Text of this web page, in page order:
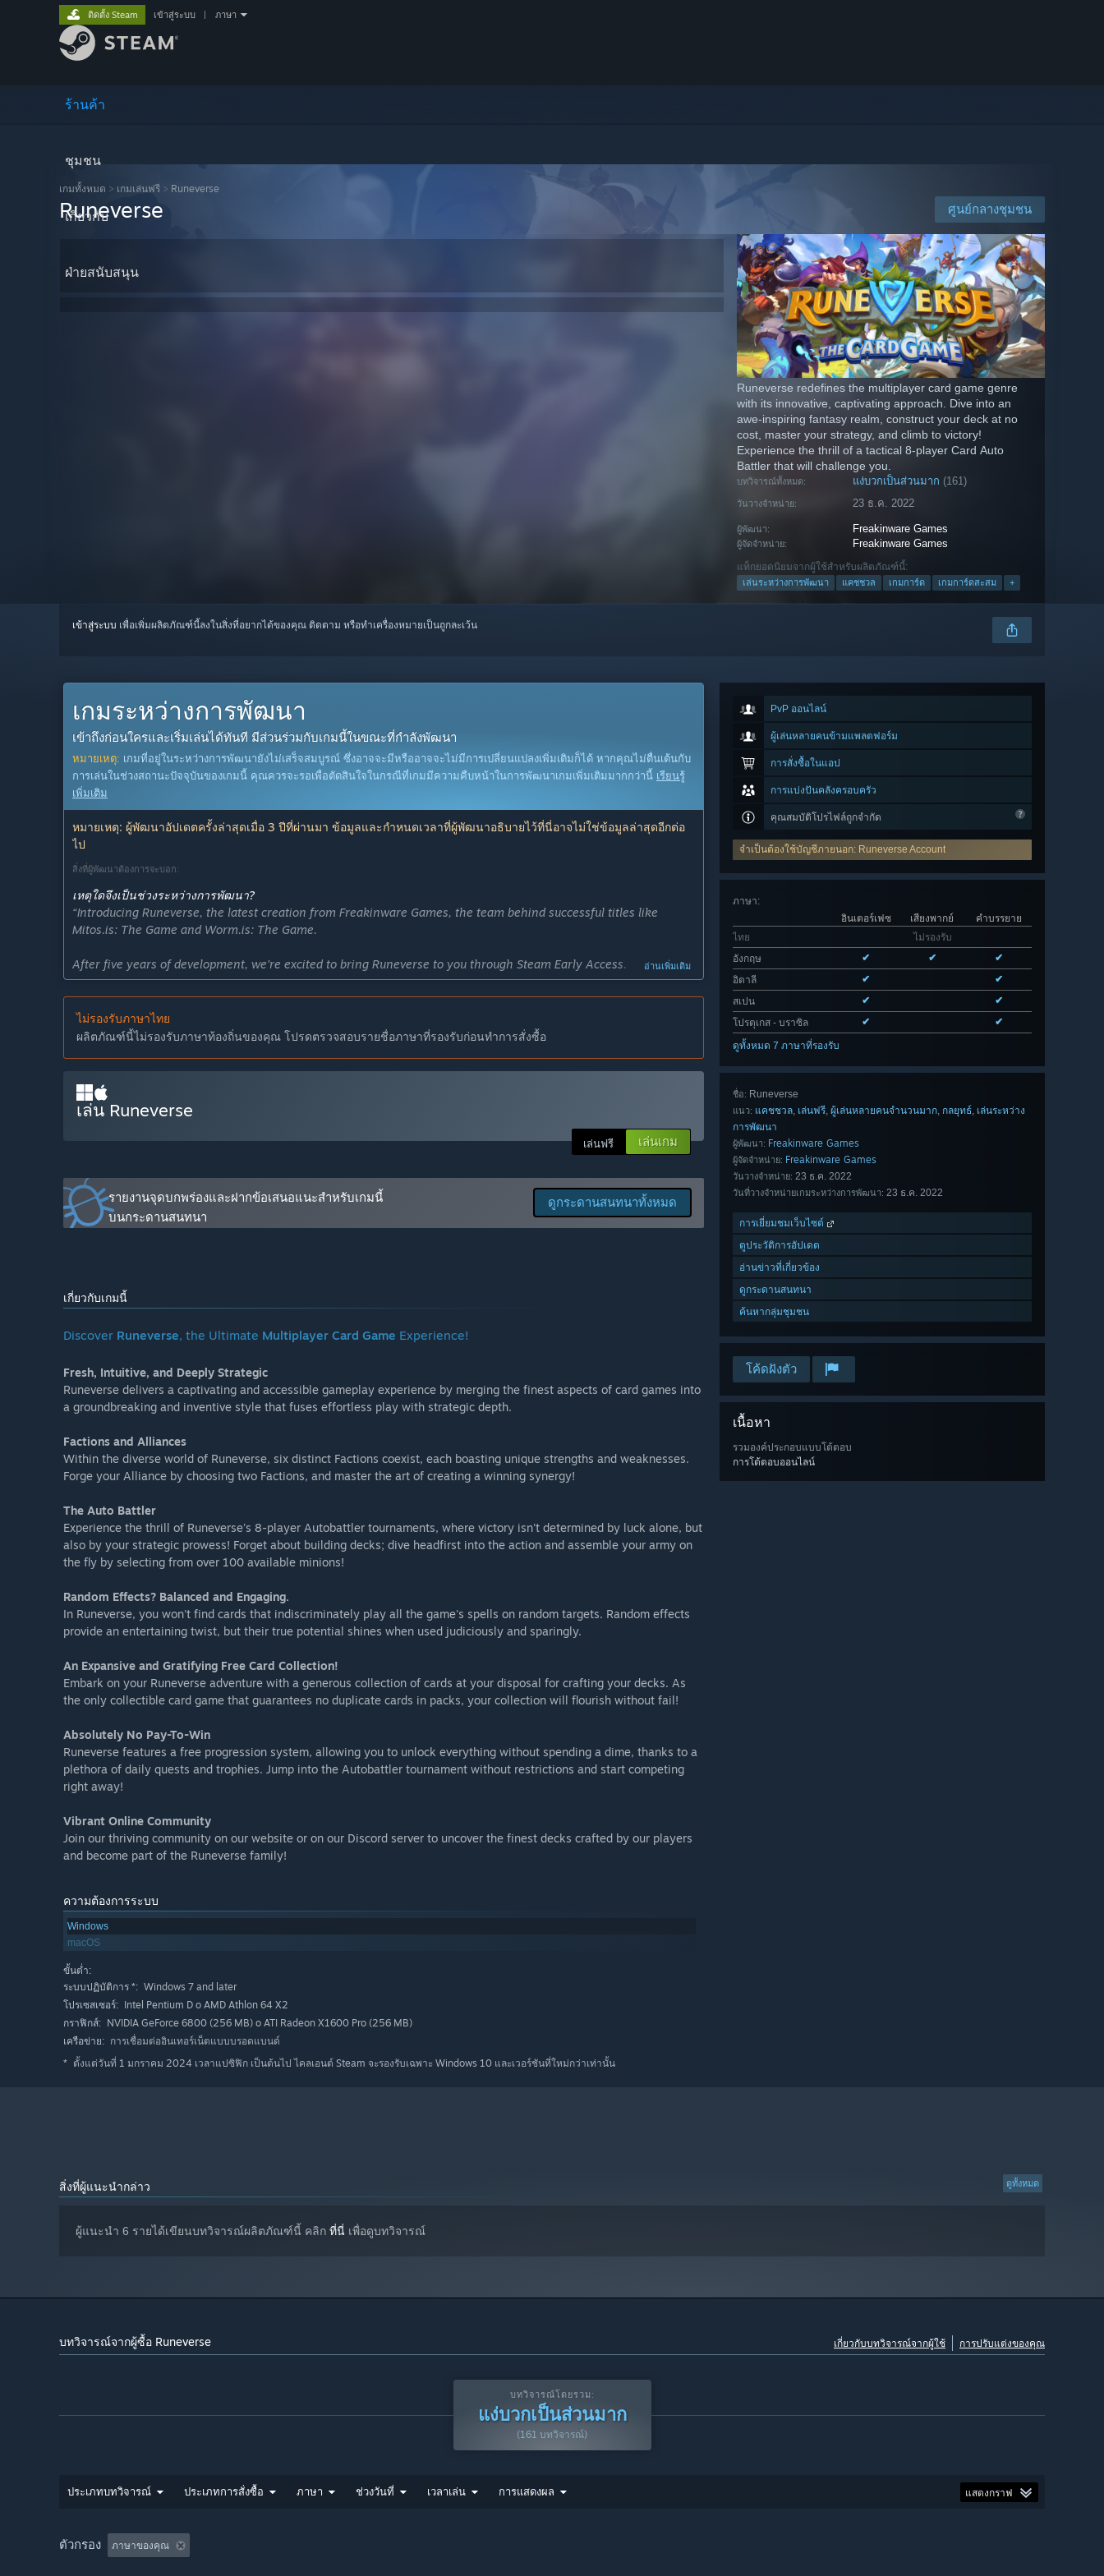
ร้านค้า
ชุมชน
เกี่ยวกับ
ฝ่ายสนับสนุน
ติดตั้ง Steam เข้าสู่ระบบ ภาษา
เกมทั้งหมด > เกมเล่นฟรี > Runeverse
ศูนย์กลางชุมชน
Runeverse
Runeverse redefines the multiplayer card game genre
with its innovative, captivating approach. Dive into an
awe-inspiring fantasy realm, construct your deck at no
cost, master your strategy, and climb to victory!
Experience the thrill of a tactical 8-player Card Auto
Battler that will challenge you.
บทวิจารณ์ทั้งหมด: แง่บวกเป็นส่วนมาก (161)
วันวางจำหน่าย: 23 ธ.ค. 2022
ผู้พัฒนา: Freakinware Games
ผู้จัดจำหน่าย: Freakinware Games
แท็กยอดนิยมจากผู้ใช้สำหรับผลิตภัณฑ์นี้:
เล่นระหว่างการพัฒนา แคชชวล เกมการ์ด เกมการ์ดสะสม +
เข้าสู่ระบบ เพื่อเพิ่มผลิตภัณฑ์นี้ลงในสิ่งที่อยากได้ของคุณ ติดตาม หรือทำเครื่องหมายเป็นถูกละเว้น
PvP ออนไลน์
ผู้เล่นหลายคนข้ามแพลตฟอร์ม
การสั่งซื้อในแอป
การแบ่งปันคลังครอบครัว
คุณสมบัติโปรไฟล์ถูกจำกัด
จำเป็นต้องใช้บัญชีภายนอก: Runeverse Account
ภาษา:
อินเตอร์เฟซ
เสียงพากย์
คำบรรยาย
ไทย
ไม่รองรับ
อังกฤษ
✔ ✔
✔
อิตาลี
✔
✔
สเปน
✔
✔
โปรตุเกส - บราซิล
✔ ✔
ดูทั้งหมด 7 ภาษาที่รองรับ
ชื่อ: Runeverse
แนว: แคชชวล, เล่นฟรี, ผู้เล่นหลายคนจำนวนมาก, กลยุทธ์, เล่นระหว่าง
การพัฒนา
ผู้พัฒนา: Freakinware Games
ผู้จัดจำหน่าย: Freakinware Games
วันวางจำหน่าย: 23 ธ.ค. 2022
วันที่วางจำหน่ายเกมระหว่างการพัฒนา: 23 ธ.ค. 2022
การเยี่ยมชมเว็บไซต์
ดูประวัติการอัปเดต
อ่านข่าวที่เกี่ยวข้อง
ดูกระดานสนทนา
ค้นหากลุ่มชุมชน
โค้ดฝังตัว
เนื้อหา
รวมองค์ประกอบแบบโต้ตอบ
การโต้ตอบออนไลน์
เกมระหว่างการพัฒนา
เข้าถึงก่อนใครและเริ่มเล่นได้ทันที มีส่วนร่วมกับเกมนี้ในขณะที่กำลังพัฒนา
หมายเหตุ: เกมที่อยู่ในระหว่างการพัฒนายังไม่เสร็จสมบูรณ์ ซึ่งอาจจะมีหรืออาจจะไม่มีการเปลี่ยนแปลงเพิ่มเติมก็ได้ หากคุณไม่ตื่นเต้นกับ
การเล่นในช่วงสถานะปัจจุบันของเกมนี้ คุณควรจะรอเพื่อตัดสินใจในกรณีที่เกมมีความคืบหน้าในการพัฒนาเกมเพิ่มเติมมากกว่านี้ เรียนรู้
เพิ่มเติม
หมายเหตุ: ผู้พัฒนาอัปเดตครั้งล่าสุดเมื่อ 3 ปีที่ผ่านมา ข้อมูลและกำหนดเวลาที่ผู้พัฒนาอธิบายไว้ที่นี่อาจไม่ใช่ข้อมูลล่าสุดอีกต่อ
ไป
สิ่งที่ผู้พัฒนาต้องการจะบอก:
เหตุใดจึงเป็นช่วงระหว่างการพัฒนา?
“Introducing Runeverse, the latest creation from Freakinware Games, the team behind successful titles like
Mitos.is: The Game and Worm.is: The Game.
After five years of development, we're excited to bring Runeverse to you through Steam Early Access. We want to
ensure every detail is perfect before the final release, and your feedback will be invaluable during this process.
Our vision is to create a groundbreaking new genre of strategic games, accessible to everyone for free. By
participating in Early Access, you'll be able to help us refine and enhance the game ahead of its official launch,
During Early Access, expect regular updates featuring additional content, balance changes, and the introduction
of new classes and minions. We invite you to join our community and take an active role in shaping the future of
Runeverse!”
เกมนี้จะอยู่ในช่วงระหว่างการพัฒนานานเท่าไรโดยประมาณ?
เวอร์ชันเต็มได้ถูกวางแผนไว้ให้แตกต่างจากเวอร์ชันระหว่างการพัฒนาอย่างไร?
“The final release will include exciting new game modes, clans, and tournaments — some of which are already
partially developed.”
At the current stage:
- Over 500 cards from the first two game sets are available for play.
Our experienced team has tackled the most critical aspects of development, and now we need your valuable input
to finalize and enrich the game with essential details.”
“No. All the in-game items purchased during the Early Access will be retained after release.”
คุณกำลังวางแผนให้ชุมชนมีส่วนร่วมในขั้นตอนการพัฒนาของคุณอย่างไร?
through our Discord server or support page at https://playruneverse.com/support. Your voice matters in the
development of Runeverse!”
อ่านเพิ่มเติม
ไม่รองรับภาษาไทย
ผลิตภัณฑ์นี้ไม่รองรับภาษาท้องถิ่นของคุณ โปรดตรวจสอบรายชื่อภาษาที่รองรับก่อนทำการสั่งซื้อ
เล่น Runeverse
เล่นฟรี เล่นเกม
ดูกระดานสนทนาทั้งหมด
รายงานจุดบกพร่องและฝากข้อเสนอแนะสำหรับเกมนี้
บนกระดานสนทนา
เกี่ยวกับเกมนี้
Discover Runeverse, the Ultimate Multiplayer Card Game Experience!
Fresh, Intuitive, and Deeply Strategic
Runeverse delivers a captivating and accessible gameplay experience by merging the finest aspects of card games into
a groundbreaking and inventive style that fuses effortless play with strategic depth.
Factions and Alliances
Within the diverse world of Runeverse, six distinct Factions coexist, each boasting unique strengths and weaknesses.
Forge your Alliance by choosing two Factions, and master the art of creating a winning synergy!
The Auto Battler
Experience the thrill of Runeverse's 8-player Autobattler tournaments, where victory isn't determined by luck alone, but
also by your strategic prowess! Forget about building decks; dive headfirst into the action and assemble your army on
the fly by selecting from over 100 available minions!
Random Effects? Balanced and Engaging.
In Runeverse, you won't find cards that indiscriminately play all the game's spells on random targets. Random effects
provide an entertaining twist, but their true potential shines when used judiciously and sparingly.
An Expansive and Gratifying Free Card Collection!
Embark on your Runeverse adventure with a generous collection of cards at your disposal for crafting your decks. As
the only collectible card game that guarantees no duplicate cards in packs, your collection will flourish without fail!
Absolutely No Pay-To-Win
Runeverse features a free progression system, allowing you to unlock everything without spending a dime, thanks to a
plethora of daily quests and trophies. Jump into the Autobattler tournament without restrictions and start competing
right away!
Vibrant Online Community
Join our thriving community on our website or on our Discord server to uncover the finest decks crafted by our players
and become part of the Runeverse family!
ความต้องการระบบ
Windows
macOS
ขั้นต่ำ:
ระบบปฏิบัติการ *: Windows 7 and later
โปรเซสเซอร์: Intel Pentium D o AMD Athlon 64 X2
กราฟิกส์: NVIDIA GeForce 6800 (256 MB) o ATI Radeon X1600 Pro (256 MB)
เครือข่าย: การเชื่อมต่ออินเทอร์เน็ตแบบบรอดแบนด์
* ตั้งแต่วันที่ 1 มกราคม 2024 เวลาแปซิฟิก เป็นต้นไป ไคลเอนต์ Steam จะรองรับเฉพาะ Windows 10 และเวอร์ชันที่ใหม่กว่าเท่านั้น
ดูทั้งหมด
สิ่งที่ผู้แนะนำกล่าว
ผู้แนะนำ 6 รายได้เขียนบทวิจารณ์ผลิตภัณฑ์นี้ คลิก ที่นี่ เพื่อดูบทวิจารณ์
บทวิจารณ์จากผู้ซื้อ Runeverse เกี่ยวกับบทวิจารณ์จากผู้ใช้ การปรับแต่งของคุณ
บทวิจารณ์โดยรวม:
แง่บวกเป็นส่วนมาก
(161 บทวิจารณ์)
ประเภทบทวิจารณ์ ประเภทการสั่งซื้อ ภาษา ช่วงวันที่ เวลาเล่น การแสดงผล แสดงกราฟ
ตัวกรอง ภาษาของคุณ